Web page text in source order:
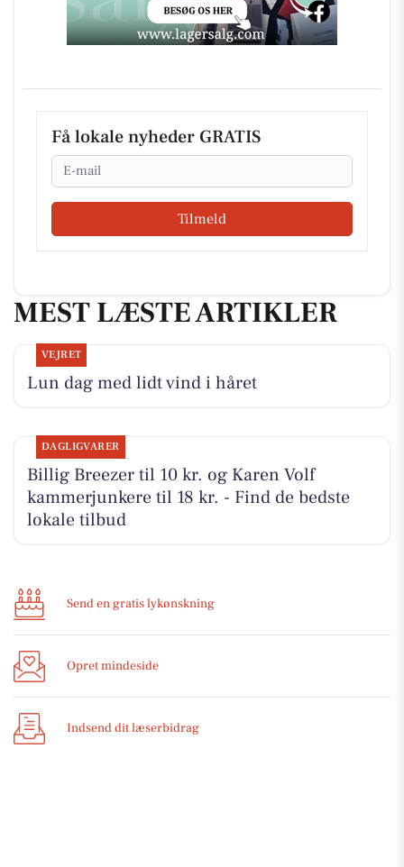
Få lokale nyheder GRATIS
Email
Tilmeld
MEST LÆSTE ARTIKLER
VEJRET
Lun dag med lidt vind i håret
DAGLIGVARER
Billig Breezer til 10 kr. og Karen Volf
kammerjunkere til 18 kr. - Find de bedste
lokale tilbud
Send en gratis lykønskning
Opret mindeside
Indsend dit læserbidrag